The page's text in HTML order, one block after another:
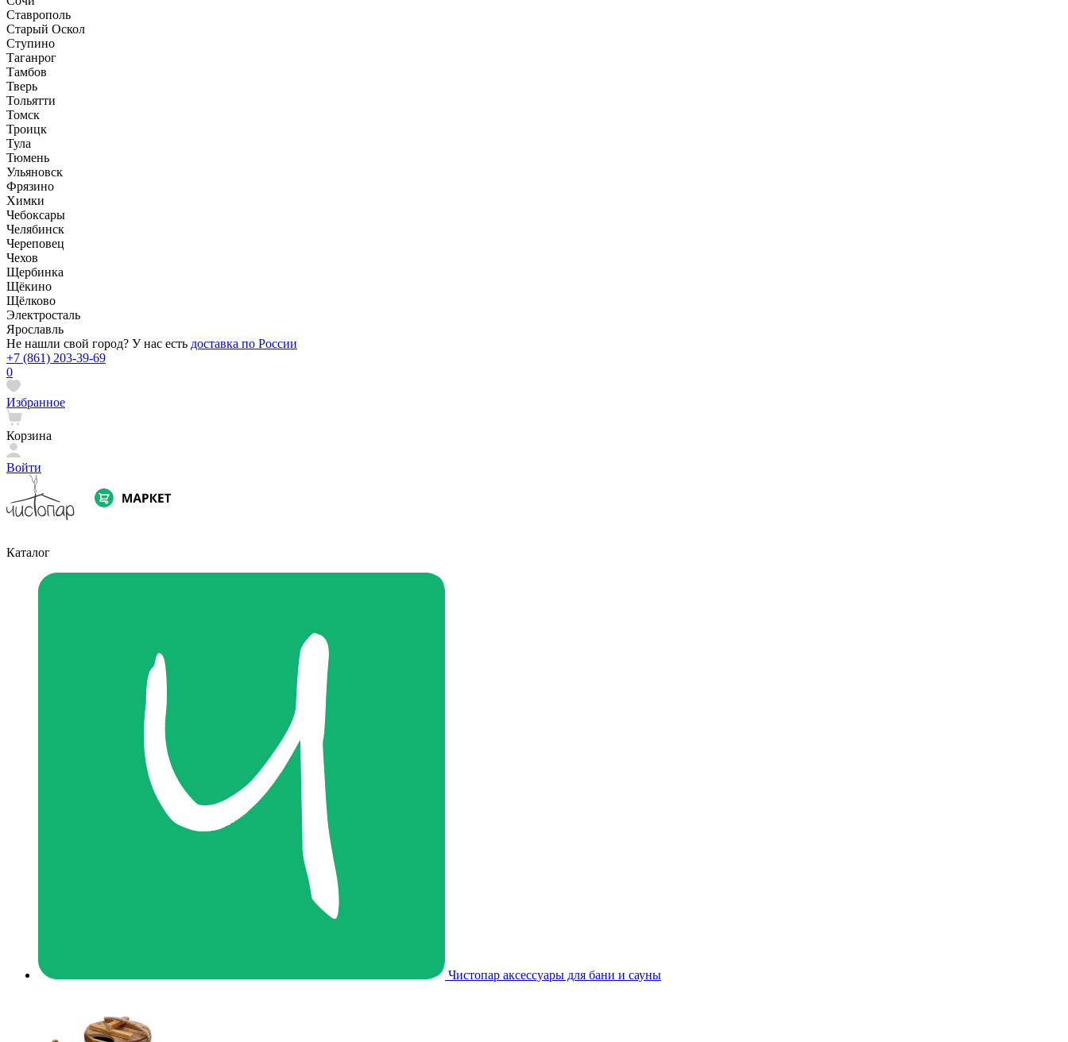
Ставрополь
Старый Оскол
Ступино
Таганрог
Тамбов
Тверь
Тольятти
Томск
Троицк
Тула
Тюмень
Ульяновск
Фрязино
Химки
Чебоксары
Челябинск
Череповец
Чехов
Щербинка
Щёкино
Щёлково
Электросталь
Ярославль
Не нашли свой город? У нас есть доставка по России
+7 (861) 203-39-69
0
Избранное
Корзина
Войти
Каталог
Чистопар аксессуары для бани и сауны